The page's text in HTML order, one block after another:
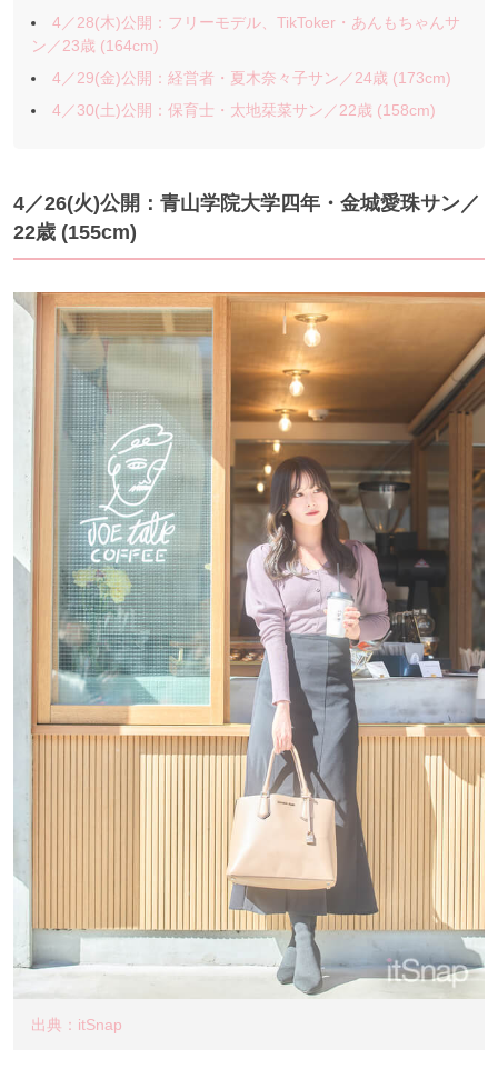
4／28(木)公開：フリーモデル、TikToker・あんもちゃんサ
ン／23歳 (164cm)
4／29(金)公開：経営者・夏木奈々子サン／24歳 (173cm)
4／30(土)公開：保育士・太地栞菜サン／22歳 (158cm)
4／26(火)公開：青山学院大学四年・金城愛珠サン／
22歳 (155cm)
出典：itSnap